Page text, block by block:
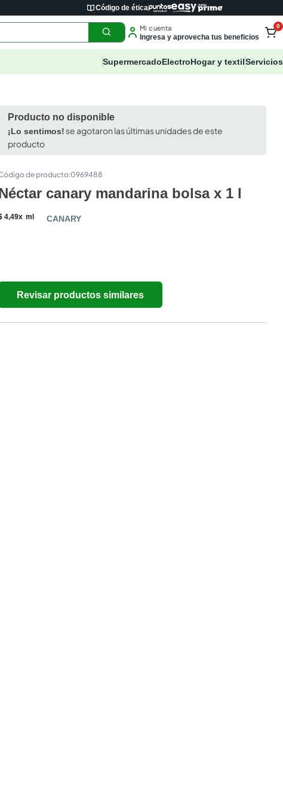
Código de ética
Mi cuenta
Ingresa y aprovecha tus beneficios
0
SupermercadoElectroHogar y textilServicios
Producto no disponible
¡Lo sentimos!se agotaron las últimas unidades de este
producto
:0969488
canary mandarina bolsa x 1 l
4,49x ml CANARY